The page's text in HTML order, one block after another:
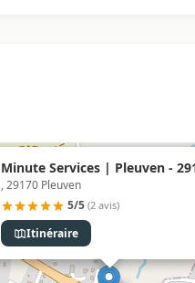
Minute Services | Pleuven -
, 29170 Pleuven
5/5 (2 avis)
Itinéraire